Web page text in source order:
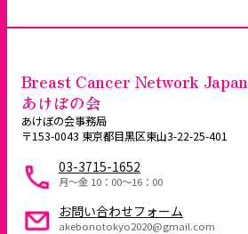
Breast Cancer Network Japan
あけぼの会
あけぼの会事務局
〒153-0043 東京都目黒区東山3-22-25-401
03-3715-1652
月～金 10：00〜16：00
お問い合わせフォーム
akebonotokyo2020@gmail.com